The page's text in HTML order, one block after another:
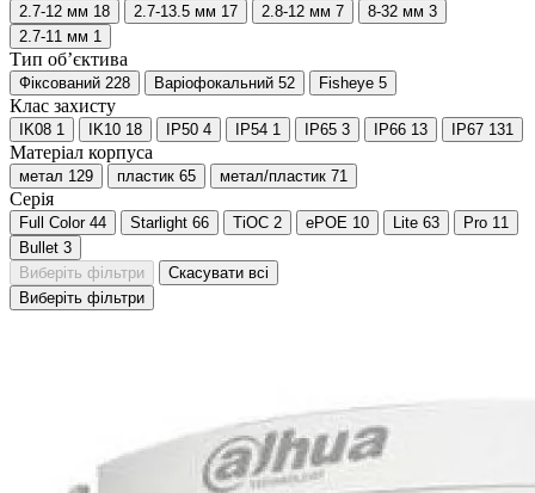
2.7-12 мм 18 2.7-13.5 мм 17 2.8-12 мм 7 8-32 мм 3
2.7-11 мм 1
Тип об’єктива
Фіксований 228 Варіофокальний 52 Fisheye 5
Клас захисту
IK08 1 IK10 18 IP50 4 IP54 1 IP65 3 IP66 13 IP67 131
Матеріал корпуса
метал 129 пластик 65 метал/пластик 71
Серія
Full Color 44 Starlight 66 TiOC 2 ePOE 10 Lite 63 Pro 11
Bullet 3
Виберіть фільтри
Скасувати всі
Виберіть фільтри